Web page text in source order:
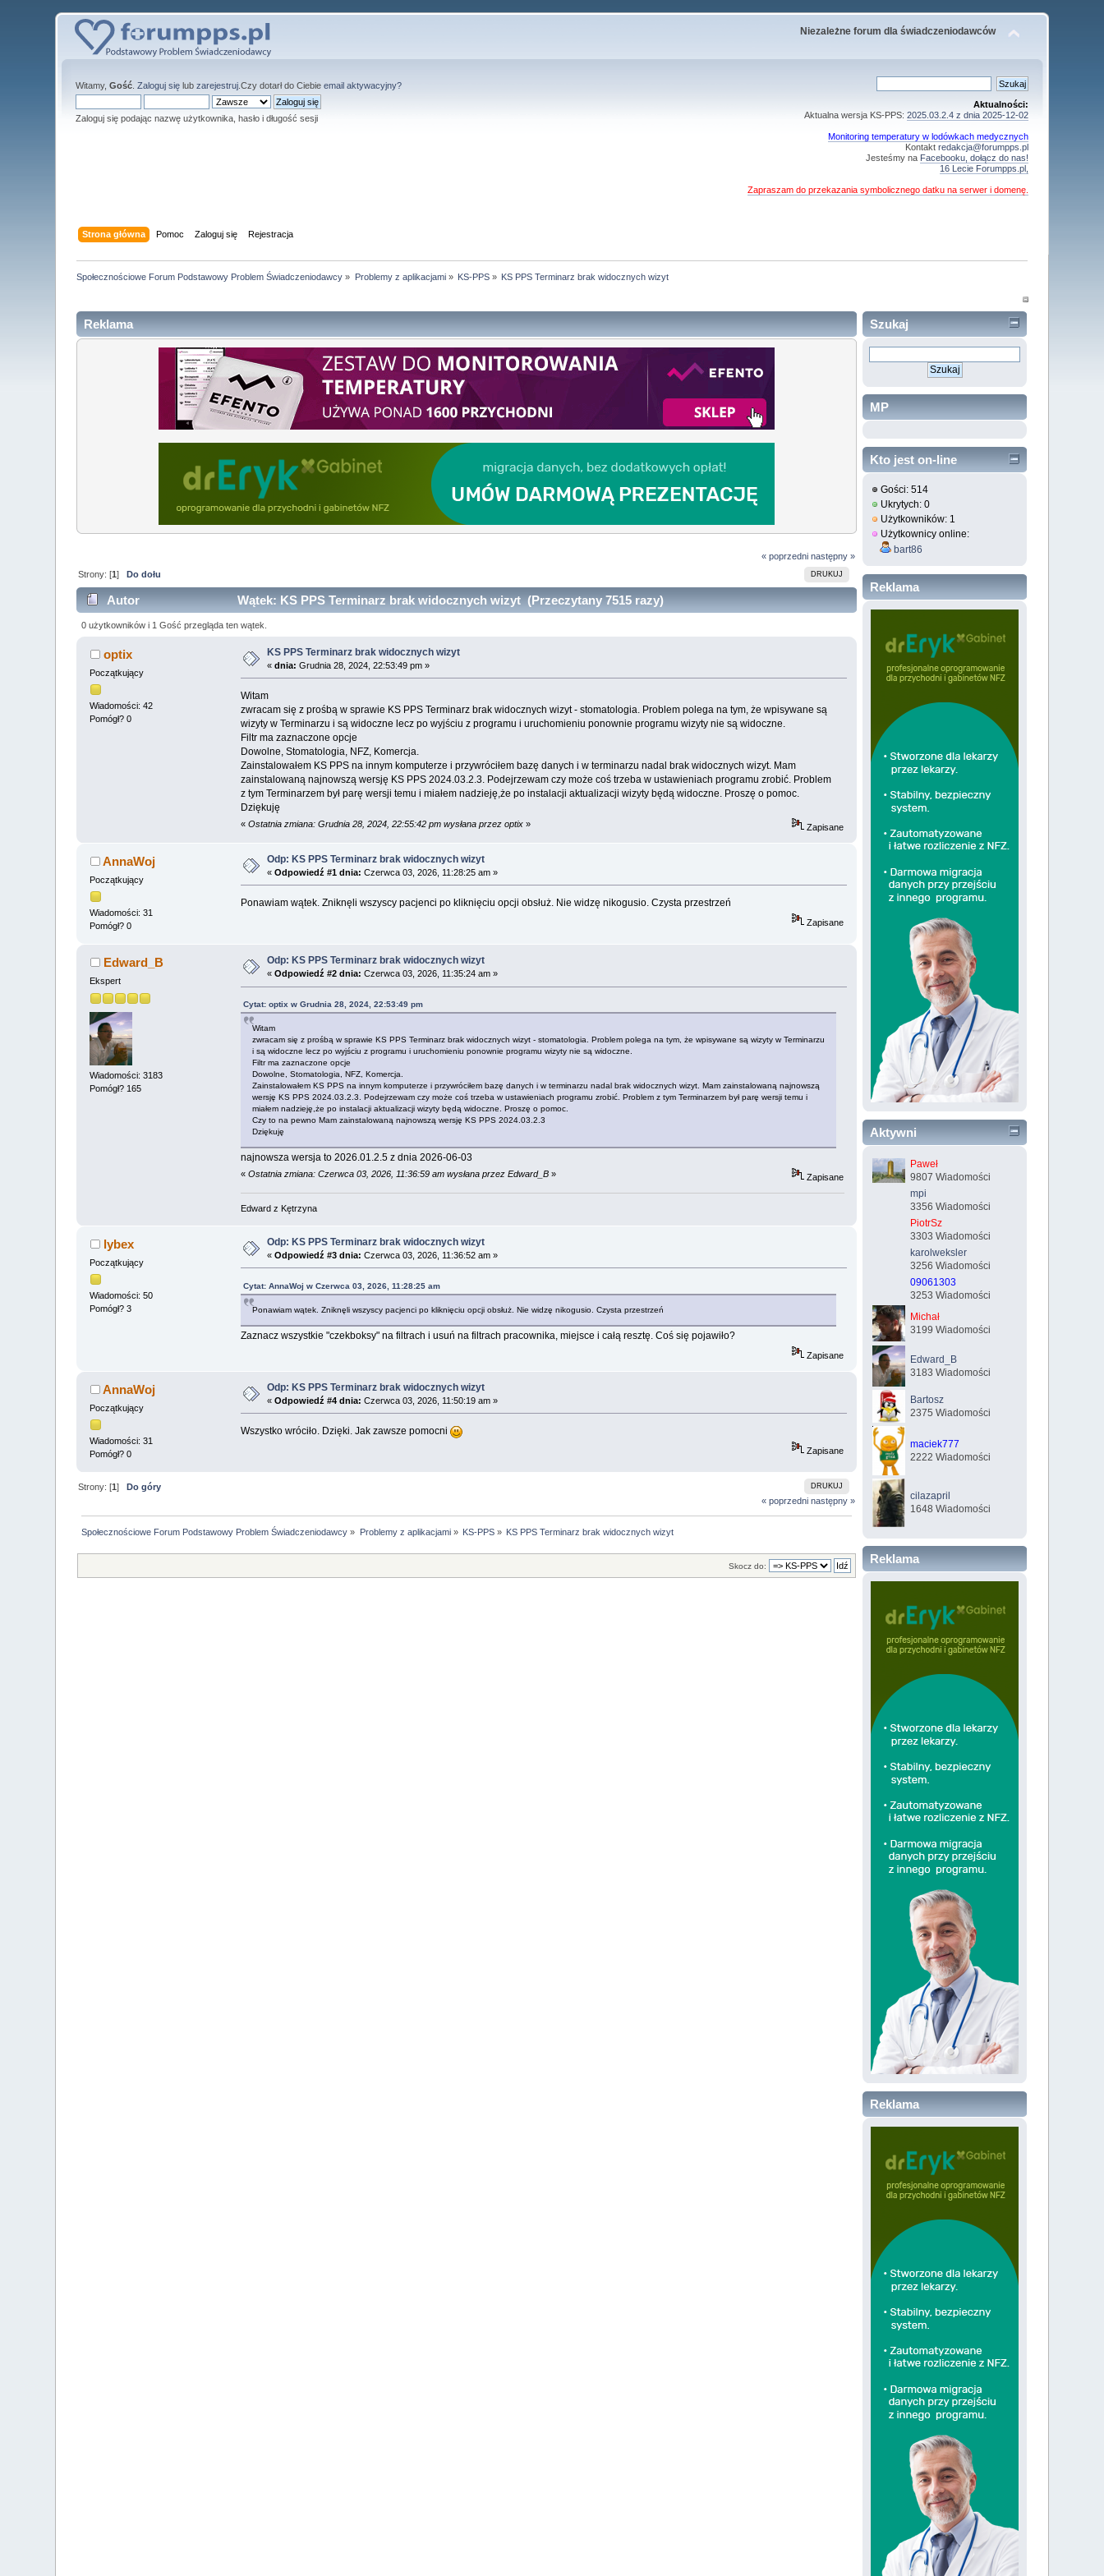
Niezależne forum dla świadczeniodawców
Witamy,Gość .Zaloguj się lubzarejestruj .Czy dotarł do Ciebieemail aktywacyjny?
Zaloguj się podając nazwę użytkownika, hasło i długość sesji
Aktualności:
Aktualna wersja KS-PPS: 2025.03.2.4 z dnia 2025-12-02
Monitoring temperatury w lodówkach medycznych
Kontakt redakcja@forumpps.pl
Jesteśmy na Facebooku, dołącz do nas!
16 Lecie Forumpps.pl,
Zapraszam do przekazania symbolicznego datku na serwer i domenę.
Strona główna Pomoc Zaloguj się Rejestracja
Społecznościowe Forum Podstawowy Problem Świadczeniodawcy » Problemy z aplikacjami» KS-PPS » KS PPS Terminarz brak widocznych wizyt
Reklama
« poprzedni następny »
DRUKUJ
Strony: [1] Do dołu
Autor Wątek: KS PPS Terminarz brak widocznych wizyt (Przeczytany 7515 razy)
0 użytkowników i 1 Gość przegląda ten wątek.
optix
Początkujący
Wiadomości: 42
Pomógł? 0
KS PPS Terminarz brak widocznych wizyt
«dnia: Grudnia 28, 2024, 22:53:49 pm »
Witam
zwracam się z prośbą w sprawie KS PPS Terminarz brak widocznych wizyt - stomatologia. Problem polega na tym, że wpisywane są
wizyty w Terminarzu i są widoczne lecz po wyjściu z programu i uruchomieniu ponownie programu wizyty nie są widoczne.
Filtr ma zaznaczone opcje
Dowolne, Stomatologia, NFZ, Komercja.
Zainstalowałem KS PPS na innym komputerze i przywróciłem bazę danych i w terminarzu nadal brak widocznych wizyt. Mam
zainstalowaną najnowszą wersję KS PPS 2024.03.2.3. Podejrzewam czy może coś trzeba w ustawieniach programu zrobić. Problem
z tym Terminarzem był parę wersji temu i miałem nadzieję,że po instalacji aktualizacji wizyty będą widoczne. Proszę o pomoc.
Dziękuję
« Ostatnia zmiana: Grudnia 28, 2024, 22:55:42 pm wysłana przez optix» Zapisane
AnnaWoj
Początkujący
Wiadomości: 31
Pomógł? 0
Odp: KS PPS Terminarz brak widocznych wizyt
«Odpowiedź #1 dnia: Czerwca 03, 2026, 11:28:25 am »
Ponawiam wątek. Zniknęli wszyscy pacjenci po kliknięciu opcji obsłuż. Nie widzę nikogusio. Czysta przestrzeń
Zapisane
Edward_B
Ekspert
Wiadomości: 3183
Pomógł? 165
Odp: KS PPS Terminarz brak widocznych wizyt
«Odpowiedź #2 dnia: Czerwca 03, 2026, 11:35:24 am »
Cytat: optix w Grudnia 28, 2024, 22:53:49 pm
Witam
zwracam się z prośbą w sprawie KS PPS Terminarz brak widocznych wizyt - stomatologia. Problem polega na tym, że wpisywane są wizyty w Terminarzu
i są widoczne lecz po wyjściu z programu i uruchomieniu ponownie programu wizyty nie są widoczne.
Filtr ma zaznaczone opcje
Dowolne, Stomatologia, NFZ, Komercja.
Zainstalowałem KS PPS na innym komputerze i przywróciłem bazę danych i w terminarzu nadal brak widocznych wizyt. Mam zainstalowaną najnowszą
wersję KS PPS 2024.03.2.3. Podejrzewam czy może coś trzeba w ustawieniach programu zrobić. Problem z tym Terminarzem był parę wersji temu i
miałem nadzieję,że po instalacji aktualizacji wizyty będą widoczne. Proszę o pomoc.
Czy to na pewno Mam zainstalowaną najnowszą wersję KS PPS 2024.03.2.3
Dziękuję
najnowsza wersja to 2026.01.2.5 z dnia 2026-06-03
« Ostatnia zmiana: Czerwca 03, 2026, 11:36:59 am wysłana przez Edward_B» Zapisane
Edward z Kętrzyna
lybex
Początkujący
Wiadomości: 50
Pomógł? 3
Odp: KS PPS Terminarz brak widocznych wizyt
«Odpowiedź #3 dnia: Czerwca 03, 2026, 11:36:52 am »
Cytat: AnnaWoj w Czerwca 03, 2026, 11:28:25 am
Ponawiam wątek. Zniknęli wszyscy pacjenci po kliknięciu opcji obsłuż. Nie widzę nikogusio. Czysta przestrzeń
Zaznacz wszystkie "czekboksy" na filtrach i usuń na filtrach pracownika, miejsce i całą resztę. Coś się pojawiło?
Zapisane
AnnaWoj
Początkujący
Wiadomości: 31
Pomógł? 0
Odp: KS PPS Terminarz brak widocznych wizyt
«Odpowiedź #4 dnia: Czerwca 03, 2026, 11:50:19 am »
Wszystko wróciło. Dzięki. Jak zawsze pomocni
Zapisane
DRUKUJ
Strony: [1]Do góry
« poprzedni następny »
Społecznościowe Forum Podstawowy Problem Świadczeniodawcy » Problemy z aplikacjami» KS-PPS » KS PPS Terminarz brak widocznych wizyt
Skocz do:
Szukaj
MP
Kto jest on-line
Gości: 514
Ukrytych: 0
Użytkowników: 1
Użytkownicy online:
bart86
Reklama
Aktywni
Paweł
9807 Wiadomości
mpi
3356 Wiadomości
PiotrSz
3303 Wiadomości
karolweksler
3256 Wiadomości
09061303
3253 Wiadomości
Michał
3199 Wiadomości
Edward_B
3183 Wiadomości
Bartosz
2375 Wiadomości
maciek777
2222 Wiadomości
cilazapril
1648 Wiadomości
Reklama
Reklama